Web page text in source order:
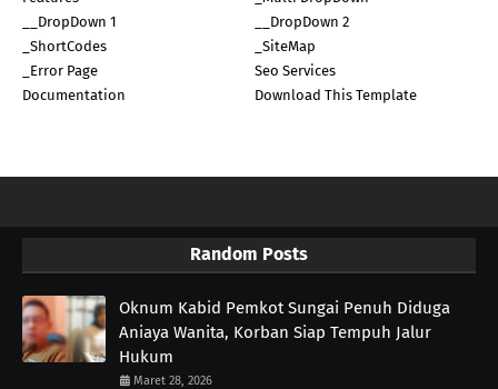
__DropDown 1
__DropDown 2
_ShortCodes
_SiteMap
_Error Page
Seo Services
Documentation
Download This Template
Random Posts
Oknum Kabid Pemkot Sungai Penuh Diduga
Aniaya Wanita, Korban Siap Tempuh Jalur
Hukum
Maret 28, 2026